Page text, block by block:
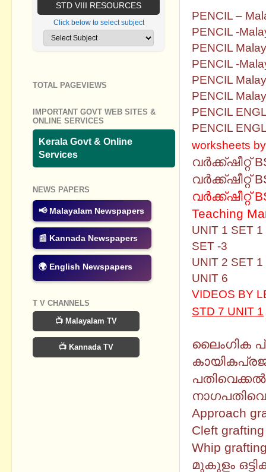
PENCIL –
PENCIL -
PENCIL
PENCIL -
PENCIL
PENCIL
PENCIL
PENCIL
worksheets
വർക്ക്ഷീറ്റ്
വർക്ക്ഷീറ്റ്
വർക്ക്ഷീറ്റ്
Teaching
UNIT 1 SET 1
SET -3
UNIT 2 SET 1
UNIT 6
VIDEOS BY
STD 7 UNIT 1
ലൈംഗിക
Approach
Cleft grafting
Whip
മുകുളം
STD VIII RESOURCES
Click below to select subject
TOTAL PAGEVIEWS
IMPORTANT GOVT WEB SITES &
ONLINE SERVICES
Kerala Govt & Online
Services
NEWS PAPERS
📢 Malayalam Newspapers
📰 Kannada Newspapers
🌍 English Newspapers
T V CHANNELS
📺 Malayalam TV
📺 Kannada TV